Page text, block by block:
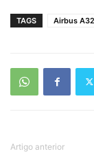
TAGS Airbus
Artigo anterior